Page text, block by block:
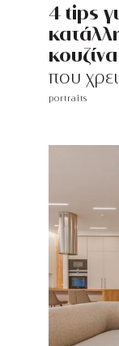
4 tips
κουζίνα
που
portraits